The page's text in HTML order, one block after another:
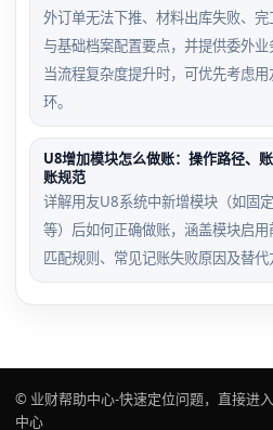
外订单无法下推、材料出库失败、
与基础档案配置要点，并提供委外业
当流程复杂度提升时，可优先考虑
环。
U8增加模块怎么做账：操作路径、
账规范
详解用友U8系统中新增模块（如固
等）后如何正确做账，涵盖模块启
匹配规则、常见记账失败原因及替代
© 业财帮助中心-快速定位问题，直接进
中心